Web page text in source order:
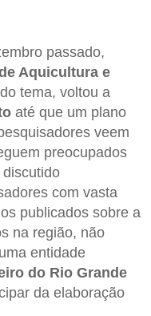
passado,
Aquicultura e
tema, voltou a
até que um plano
veem
preocupados
com vasta
publicados sobre a
na região, não
entidade
do Rio Grande
da elaboração